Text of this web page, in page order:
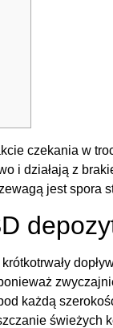
czekania w
i działają z
jest spora
każdą